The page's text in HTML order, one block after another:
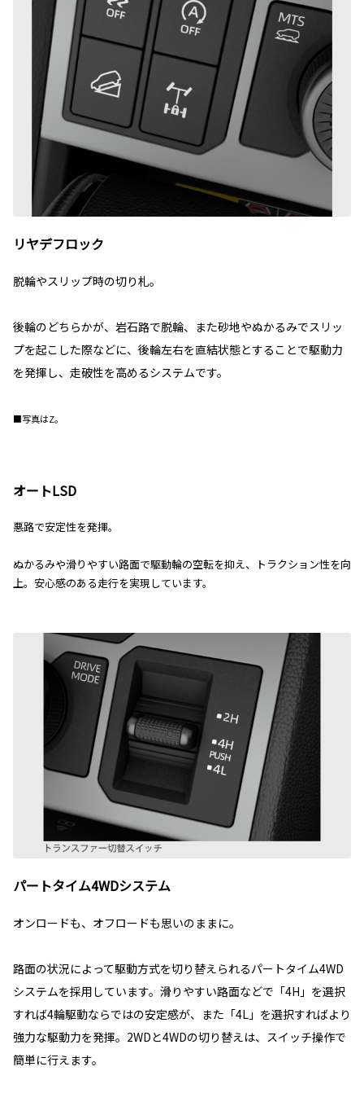
リヤデフロック
脱輪やスリップ時の切り札。
後輪のどちらかが、岩石路で脱輪、また砂地やぬかるみでスリッ
プを起こした際などに、後輪左右を直結状態とすることで駆動力
を発揮し、走破性を高めるシステムです。
■写真はZ。
オートLSD
悪路で安定性を発揮。
ぬかるみや滑りやすい路面で駆動輪の空転を抑え、トラクション性を向
上。安心感のある走行を実現しています。
パートタイム4WDシステム
オンロードも、オフロードも思いのままに。
路面の状況によって駆動方式を切り替えられるパートタイム4WD
システムを採用しています。滑りやすい路面などで「4H」を選択
すれば4輪駆動ならではの安定感が、また「4L」を選択すればより
強力な駆動力を発揮。2WDと4WDの切り替えは、スイッチ操作で
簡単に行えます。